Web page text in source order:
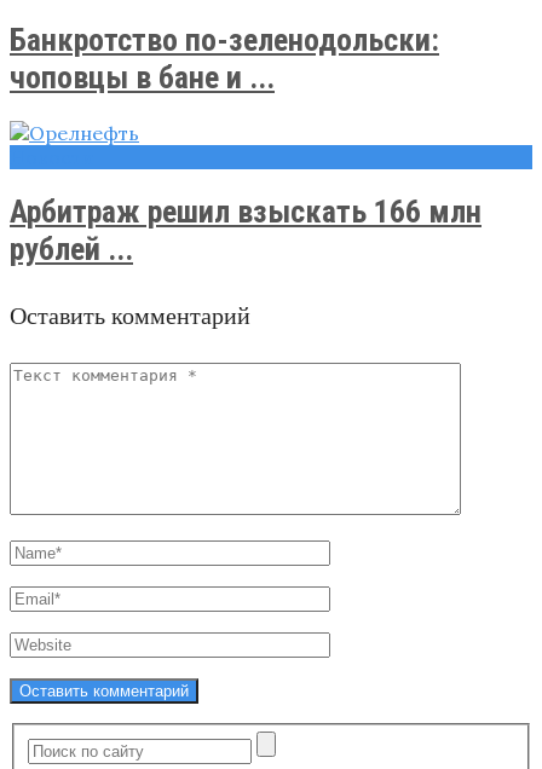
Банкротство по-зеленодольски:
чоповцы в бане и ...
Арбитраж решил взыскать 166 млн
рублей ...
Оставить комментарий